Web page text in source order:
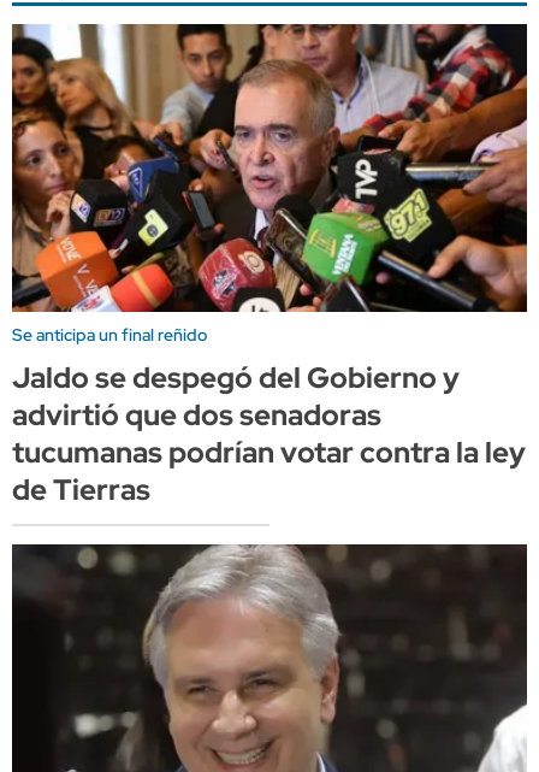
Se anticipa un final reñido
Jaldo se despegó del Gobierno y
advirtió que dos senadoras
tucumanas podrían votar contra la ley
de Tierras